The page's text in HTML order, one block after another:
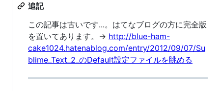
追記
この記事は古いです...。はてなブログの方に完全版
を置いてあります。→ http://blue-ham-
cake1024.hatenablog.com/entry/2012/09/07/Su
blime_Text_2_のDefault設定ファイルを眺める